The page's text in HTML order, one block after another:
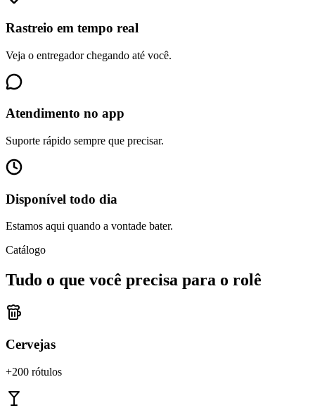
Rastreio em tempo real
Veja o entregador chegando até você.
Atendimento no app
Suporte rápido sempre que precisar.
Disponível todo dia
Estamos aqui quando a vontade bater.
Catálogo
Tudo o que você precisa para o rolê
Cervejas
+200 rótulos